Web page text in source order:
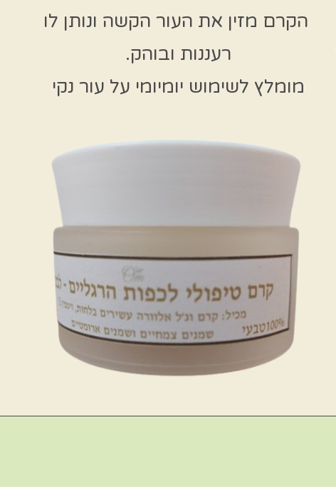
הקרם מזין את העור הקשה ונותן לו
רעננות ובוהק.
מומלץ לשימוש יומיומי על עור נקי